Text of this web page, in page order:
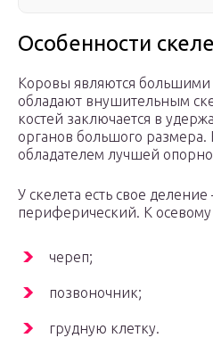
Особенности
Коровы являются
обладают внушительным
костей заключается в
органов большого размера.
обладателем лучшей
У скелета есть свое
периферический. К осевому
череп;
позвоночник;
грудную клетку.